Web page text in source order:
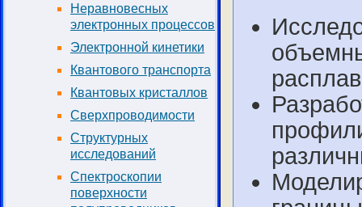
Неравновесных
электронных процессов
Электронной кинетики
Квантового транспорта
Квантовых кристаллов
Сверхпроводимости
Структурных
исследований
Спектроскопии
поверхности